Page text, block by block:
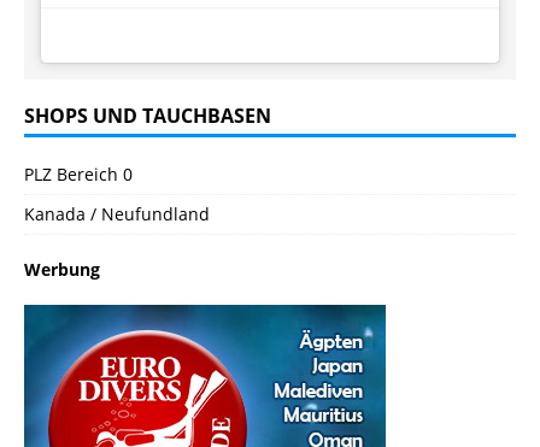
SHOPS UND TAUCHBASEN
PLZ Bereich 0
Kanada / Neufundland
Werbung